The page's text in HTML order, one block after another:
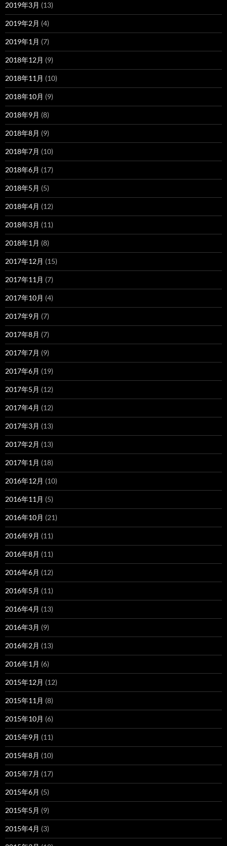
2019年3月 (13)
2019年2月 (4)
2019年1月 (7)
2018年12月 (9)
2018年11月 (10)
2018年10月 (9)
2018年9月 (8)
2018年8月 (9)
2018年7月 (10)
2018年6月 (17)
2018年5月 (5)
2018年4月 (12)
2018年3月 (11)
2018年1月 (8)
2017年12月 (15)
2017年11月 (7)
2017年10月 (4)
2017年9月 (7)
2017年8月 (7)
2017年7月 (9)
2017年6月 (19)
2017年5月 (12)
2017年4月 (12)
2017年3月 (13)
2017年2月 (13)
2017年1月 (18)
2016年12月 (10)
2016年11月 (5)
2016年10月 (21)
2016年9月 (11)
2016年8月 (11)
2016年6月 (12)
2016年5月 (11)
2016年4月 (13)
2016年3月 (9)
2016年2月 (13)
2016年1月 (6)
2015年12月 (12)
2015年11月 (8)
2015年10月 (6)
2015年9月 (11)
2015年8月 (10)
2015年7月 (17)
2015年6月 (5)
2015年5月 (9)
2015年4月 (3)